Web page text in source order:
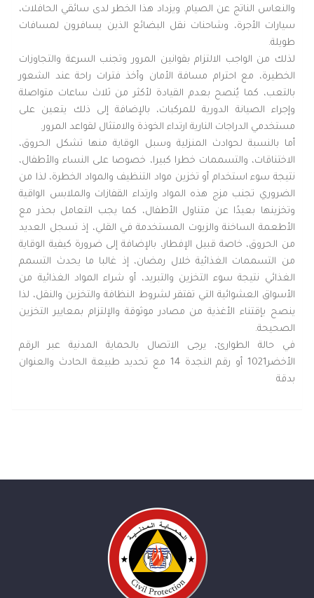
والنعاس الناتج عن الصيام. ويزداد هذا الخطر لدى سائقي الحافلات،
سيارات الأجرة، وشاحنات نقل البضائع الذين يسافرون لمسافات
طويلة.
لذلك من الواجب الالتزام بقوانين المرور وتجنب السرعة والتجاوزات
الخطيرة، مع احترام مسافة الأمان وأخذ فترات راحة عند الشعور
بالتعب، كما يُنصح بعدم القيادة لأكثر من ثلاث ساعات متواصلة
وإجراء الصيانة الدورية للمركبات، بالإضافة إلى ذلك يتعين على
مستخدمي الدراجات النارية ارتداء الخوذة والامتثال لقواعد المرور.
أما بالنسبة لحوادث المنزلية وسبل الوقاية منها تشكل الحروق،
الاختناقات، والتسممات خطرا كبيرا، خصوصا على النساء والأطفال،
نتيجة سوء استخدام أو تخزين مواد التنظيف والمواد الخطرة، لذا من
الضروري تجنب مزج هذه المواد وارتداء القفازات والملابس الواقية
وتخزينها بعيدًا عن متناول الأطفال، كما يجب التعامل بحذر مع
الأطعمة الساخنة والزيوت المستخدمة في القلي، إذ تسجل العديد
من الحروق، خاصة قبيل الإفطار، بالإضافة إلى ضرورة كيفية الوقاية
من التسممات الغذائية خلال رمضان، إذ غالبا ما يحدث التسمم
الغذائي نتيجة سوء التخزين والتبريد، أو شراء المواد الغذائية من
الأسواق العشوائية التي تفتقر لشروط النظافة والتخزين والنقل، لذا
ينصح بإقتناء الأغذية من مصادر موثوقة والإلتزام بمعايير التخزين
الصحيحة.
في حالة الطوارئ، يرجى الاتصال بالحماية المدنية عبر الرقم
الأخضر1021 أو رقم النجدة 14 مع تحديد طبيعة الحادث والعنوان
بدقة